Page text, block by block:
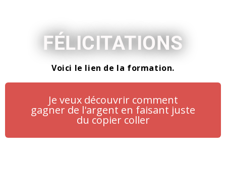
FÉLICITATIONS
Voici le lien de la formation.
Je veux découvrir comment
gagner de l'argent en faisant juste
du copier coller